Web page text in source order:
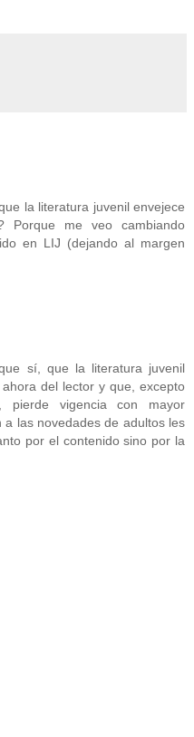
la literatura juvenil envejece
Porque me veo cambiando
en LIJ (dejando al margen
sí, que la literatura juvenil
del lector y que, excepto
pierde vigencia con mayor
las novedades de adultos les
por el contenido sino por la